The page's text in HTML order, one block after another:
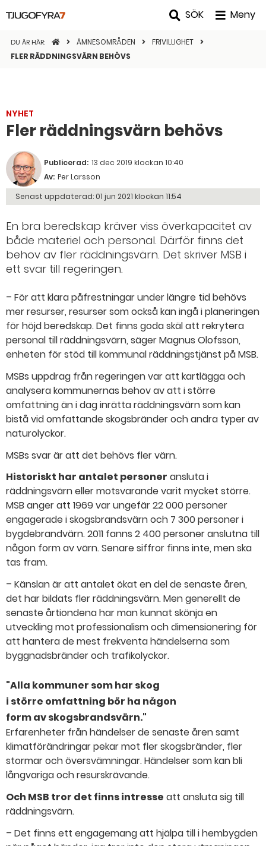
SÖK Meny
DU ÄR HÄR: STARTSIDANÄMNESOMRÅDEN
FRIVILLIGHET
FLER RÄDDNINGSVÄRN BEHÖVS
NYHET
Fler räddningsvärn behövs
Publicerad: 13 dec 2019 klockan 10:40
Av: Per Larsson
Senast uppdaterad: 01 jun 2021 klockan 11:54
En bra beredskap kräver viss överkapacitet av
både materiel och personal. Därför finns det
behov av fler räddningsvärn. Det skriver MSB i
ett svar till regeringen.
– För att klara påfrestningar under längre tid behövs
mer resurser, resurser som också kan ingå i planeringen
för höjd beredskap. Det finns goda skäl att rekrytera
personal till räddningsvärn, säger Magnus Olofsson,
enheten för stöd till kommunal räddningstjänst på MSB.
MSBs uppdrag från regeringen var att kartlägga och
analysera kommunernas behov av att i större
omfattning än i dag inrätta räddningsvärn som kan
bistå vid omfattande skogsbränder och andra typer av
naturolyckor.
MSBs svar är att det behövs fler värn.
Historiskt har antalet personer ansluta i
räddningsvärn eller motsvarande varit mycket större.
MSB anger att 1969 var ungefär 22 000 personer
engagerade i skogsbrandsvärn och 7 300 personer i
bygdebrandvärn. 2011 fanns 2 400 personer anslutna till
någon form av värn. Senare siffror finns inte, men ska
tas fram.
– Känslan är att antalet ökat en del de senaste åren,
det har bildats fler räddningsvärn. Men generellt de
senaste årtiondena har man kunnat skönja en
utveckling mot professionalism och dimensionering för
att hantera de mest frekventa händelserna som
byggnadsbränder och trafikolyckor.
"Alla kommuner som har skog
i större omfattning bör ha någon
form av skogsbrandsvärn."
Erfarenheter från händelser de senaste åren samt
klimatförändringar pekar mot fler skogsbränder, fler
stormar och översvämningar. Händelser som kan bli
långvariga och resurskrävande.
Och MSB tror det finns intresse att ansluta sig till
räddningsvärn.
– Det finns ett engagemang att hjälpa till i hembygden